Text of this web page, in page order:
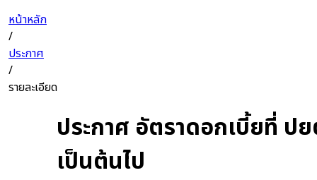
หน้าหลัก
/
ประกาศ
/
รายละเอียด
ประกาศ อัตราดอกเบี้ยที่
เป็นต้นไป